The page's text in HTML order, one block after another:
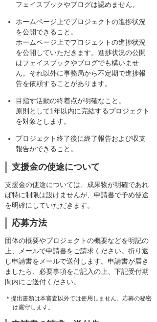
フェイスブックやブログは認めません。
ホームページ上でプロジェクトの進捗状況
を公開できること。
ホームページ上でプロジェクトの進捗状況
を公開していただきます。進捗状況の公開
はフェイスブックやブログでも構いませ
ん。それ以外に事務局から不定期で進捗報
告を依頼することがあります。
目指す活動の終着点が明確なこと。
原則として1年以内に完結するプロジェクト
を対象とします。
プロジェクト終了後に終了報告および収支
報告ができること。
支援金の使途について
支援金の使途については、成果物が明確であれ
ば特に制限は設けませんが、申請書で予め使途
を明確にしていただきます。
応募方法
団体の概要やプロジェクトの概要などを明記の
上、メールで申請書をご請求ください。折り返
し申請書をメールで送付します。申請書が届き
ましたら、必要事項をご記入の上、下記受付期
間内にご送付ください。
＊提出書類は本審査以外では使用しません。応募の秘密
は厳守します。